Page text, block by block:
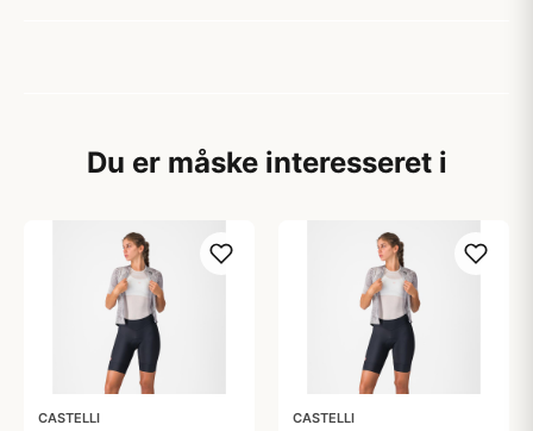
Du er måske interesseret i
CASTELLI CASTELLI